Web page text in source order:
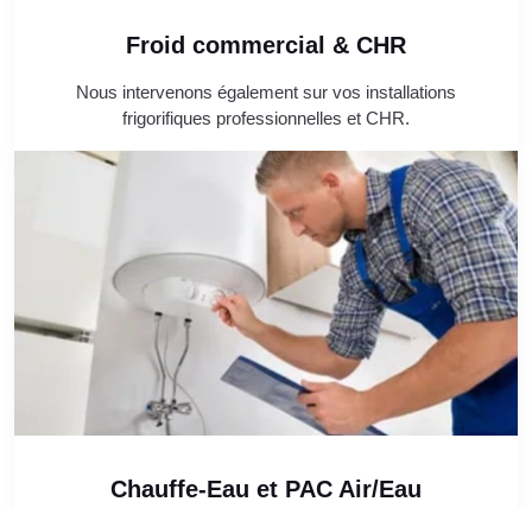
Froid commercial & CHR
Nous intervenons également sur vos installations
frigorifiques professionnelles et CHR.
Chauffe-Eau et PAC Air/Eau